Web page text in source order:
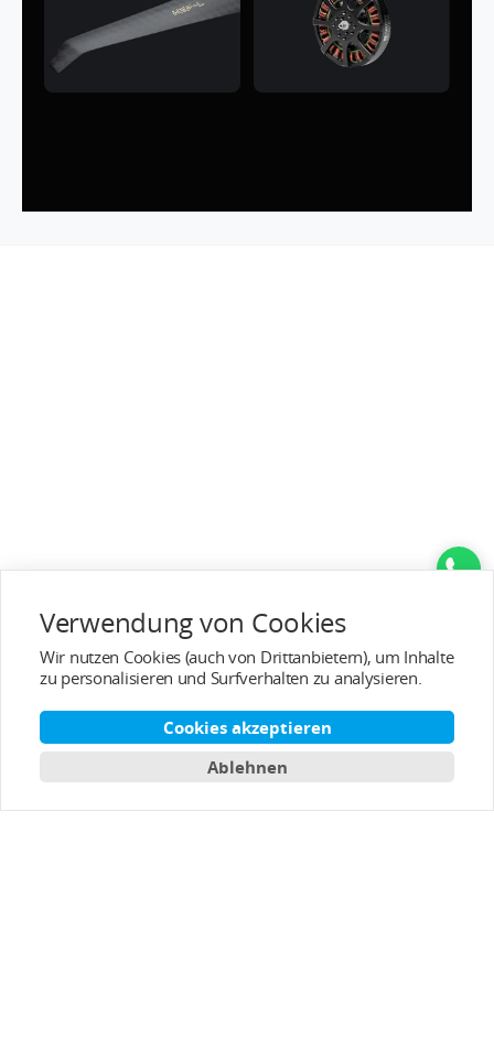
Beliebte Kategorien
Verwendung von Cookies
Wir nutzen Cookies (auch von Drittanbietern), um Inhalte
zu personalisieren und Surfverhalten zu analysieren.
Cookies akzeptieren
Ablehnen